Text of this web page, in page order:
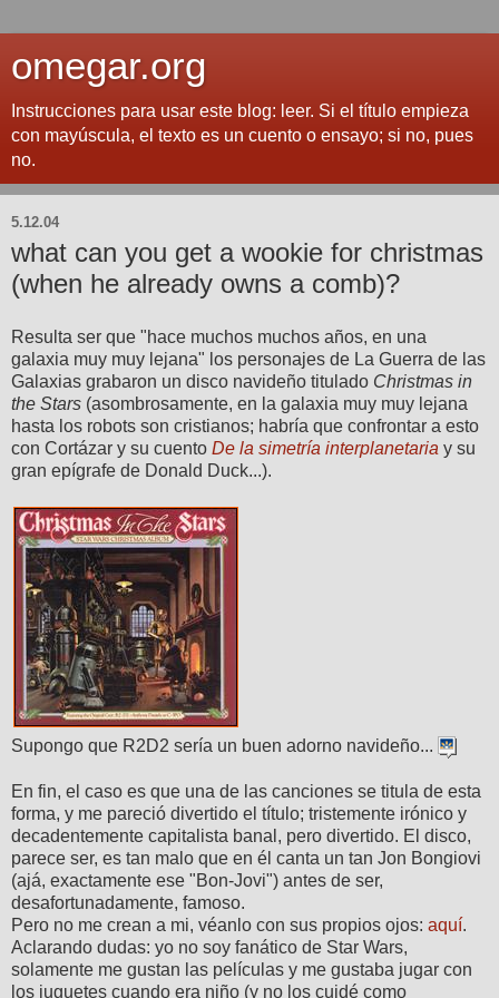
omegar.org
Instrucciones para usar este blog: leer. Si el título empieza
con mayúscula, el texto es un cuento o ensayo; si no, pues
no.
5.12.04
what can you get a wookie for christmas
(when he already owns a comb)?
Resulta ser que "hace muchos muchos años, en una
galaxia muy muy lejana" los personajes de La Guerra de las
Galaxias grabaron un disco navideño titulado Christmas in
the Stars (asombrosamente, en la galaxia muy muy lejana
hasta los robots son cristianos; habría que confrontar a esto
con Cortázar y su cuento De la simetría interplanetaria y su
gran epígrafe de Donald Duck...).
Supongo que R2D2 sería un buen adorno navideño...
En fin, el caso es que una de las canciones se titula de esta
forma, y me pareció divertido el título; tristemente irónico y
decadentemente capitalista banal, pero divertido. El disco,
parece ser, es tan malo que en él canta un tan Jon Bongiovi
(ajá, exactamente ese "Bon-Jovi") antes de ser,
desafortunadamente, famoso.
Pero no me crean a mi, véanlo con sus propios ojos: aquí.
Aclarando dudas: yo no soy fanático de Star Wars,
solamente me gustan las películas y me gustaba jugar con
los juguetes cuando era niño (y no los cuidé como